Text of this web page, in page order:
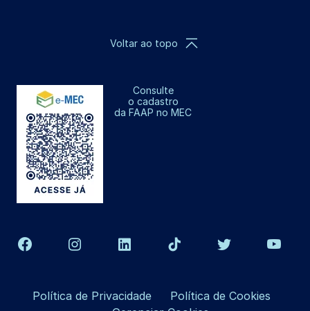
Consulte
o cadastro
da FAAP no MEC
Voltar ao topo
Política de Privacidade
Política de Cookies